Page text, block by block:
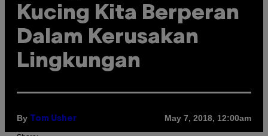
Kucing Kita Berperan
Dalam Kerusakan
Lingkungan
By Tom Usher May 7, 2018, 12:00am